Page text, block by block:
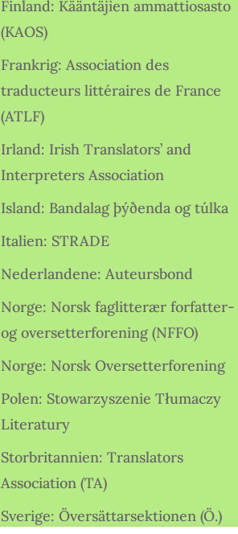
Finland: Kääntäjien ammattiosasto
(KAOS)
Frankrig: Association des
traducteurs littéraires de France
(ATLF)
Irland: Irish Translators’ and
Interpreters Association
Island: Bandalag þýðenda og túlka
Italien: STRADE
Nederlandene: Auteursbond
Norge: Norsk faglitterær forfatter-
og oversetterforening (NFFO)
Norge: Norsk Oversetterforening
Polen: Stowarzyszenie Tłumaczy
Literatury
Storbritannien: Translators
Association (TA)
Sverige: Översättarsektionen (Ö.)